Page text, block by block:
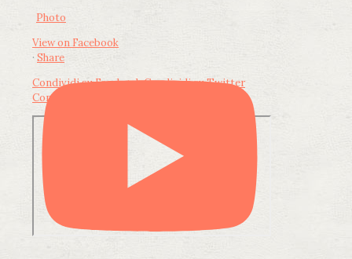
Photo
View on Facebook
· Share
Condividi su FacebookCondividi su Twitter
Condividi su LinkedIn